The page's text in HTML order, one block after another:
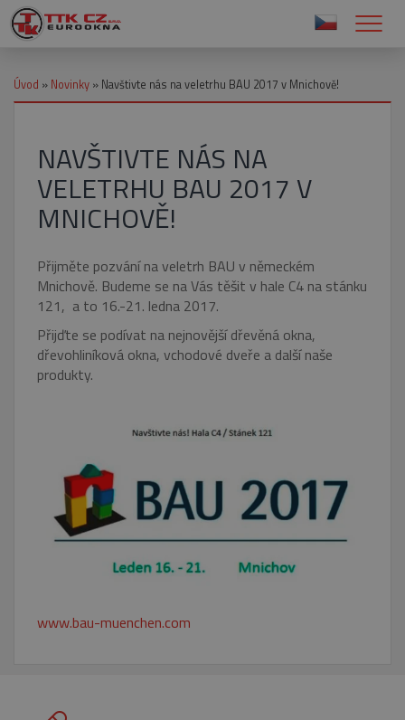
Úvod » Novinky » Navštivte nás na veletrhu BAU 2017 v Mnichově!
NAVŠTIVTE NÁS NA
VELETRHU BAU 2017 V
MNICHOVĚ!
Přijměte pozvání na veletrh BAU v německém
Mnichově. Budeme se na Vás těšit v hale C4 na stánku
121, a to 16.-21. ledna 2017.
Přijďte se podívat na nejnovější dřevěná okna,
dřevohliníková okna, vchodové dveře a další naše
produkty.
www.bau-muenchen.com